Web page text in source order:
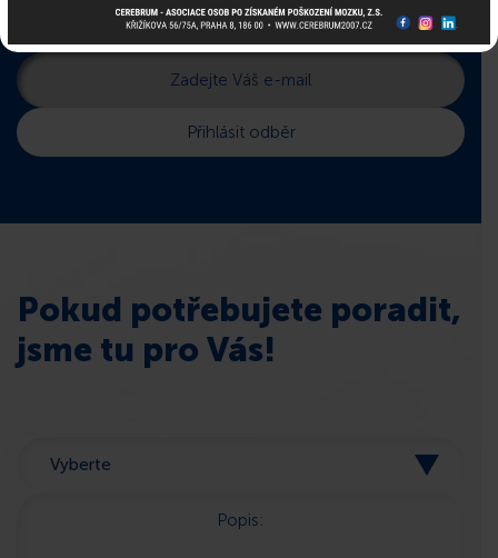
komunitního centra a dění v asociaci.
Pokud potřebujete poradit,
jsme tu pro Vás!
Popis: